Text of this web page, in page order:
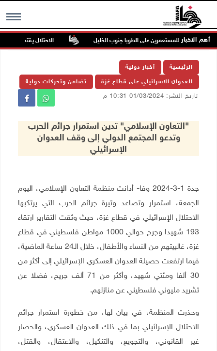
MENU أهم الاخبار
في هجوم للمستعمرين على الطوبا جنوب الخليل الاحتلال يقتحم عورتا
الرئيسية أخبار دولية
العدوان الاسرائيلي على قطاع غزة تضامن وتحركات دولية
تاريخ النشر: 01/03/2024 10:31 م
"التعاون الإسلامي" تدين استمرار جرائم الحرب
وتدعو المجتمع الدولي إلى وقف العدوان
الإسرائيلي
جدة 1-3-2024 وفا- أدانت منظمة التعاون الإسلامي، اليوم
الجمعة، استمرار وتصاعد وتيرة جرائم الحرب التي يرتكبها
الاحتلال الإسرائيلي في قطاع غزة، حيث وثقت التقارير ارتقاء
193 شهيدا وجرح حوالي 1000 مواطن فلسطيني في قطاع
غزة، غالبيتهم من النساء والأطفال، خلال الـ24 ساعة الماضية،
فيما ارتفعت حصيلة العدوان العسكري الإسرائيلي إلى أكثر من
30 ألفا ومئتي شهيد، وأكثر من 71 ألف جريح، فضلا عن
تشريد مليوني فلسطيني عن منازلهم.
وحذرت المنظمة، في بيان لها، من خطورة استمرار جرائم
الاحتلال الإسرائيلي بما في ذلك العدوان العسكري، والحصار
غير القانوني، والتجويع، والتنكيل، والاعتقال، والقتل،